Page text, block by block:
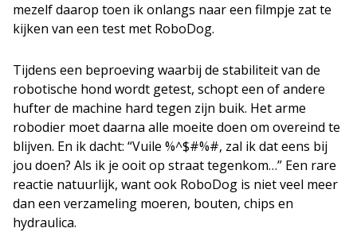
mezelf daarop toen ik onlangs naar een filmpje zat te
kijken van een test met RoboDog.
Tijdens een beproeving waarbij de stabiliteit van de
robotische hond wordt getest, schopt een of andere
hufter de machine hard tegen zijn buik. Het arme
robodier moet daarna alle moeite doen om overeind te
blijven. En ik dacht: “Vuile %^$#%#, zal ik dat eens bij
jou doen? Als ik je ooit op straat tegenkom…” Een rare
reactie natuurlijk, want ook RoboDog is niet veel meer
dan een verzameling moeren, bouten, chips en
hydraulica.